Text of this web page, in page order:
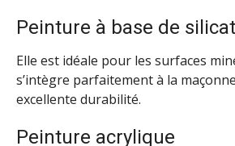
Peinture à base de
Elle est idéale pour les surfaces
s’intègre parfaitement à la
excellente durabilité.
Peinture acrylique